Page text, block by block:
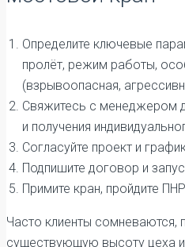
Определите ключевые
пролёт, режим работы,
(взрывоопасная,
Свяжитесь с менеджером
и получения
Согласуйте проект и
Подпишите договор и
Примите кран, пройдите
Часто клиенты сомневаются,
существующую высоту цеха